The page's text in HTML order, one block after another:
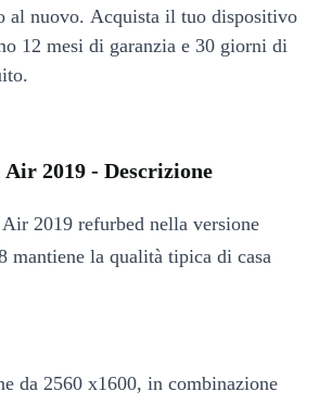
al nuovo. Acquista il tuo dispositivo
12 mesi di garanzia e 30 giorni di
2019 - Descrizione
2019 refurbed nella versione
mantiene la qualità tipica di casa
da 2560 x1600, in combinazione